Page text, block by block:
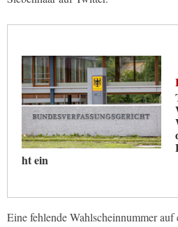
ht ein
Eine fehlende Wahlscheinnummer